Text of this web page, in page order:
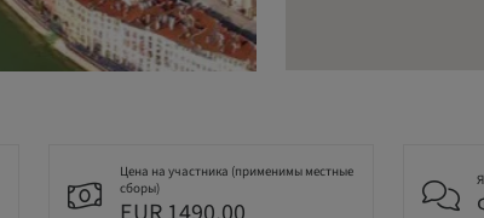
Цена на участника (применимы местные
сборы)